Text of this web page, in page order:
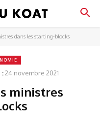
dans les starting-blocks
:24 novembre 2021
ministres